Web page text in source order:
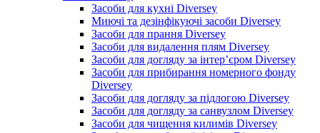
Засоби для кухні Diversey
Миючі та дезінфікуючі засоби Diversey
Засоби для прання Diversey
Засоби для видалення плям Diversey
Засоби для догляду за інтер’єром Diversey
Засоби для прибирання номерного фонду
Diversey
Засоби для догляду за підлогою Diversey
Засоби для догляду за санвузлом Diversey
Засоби для чищення килимів Diversey